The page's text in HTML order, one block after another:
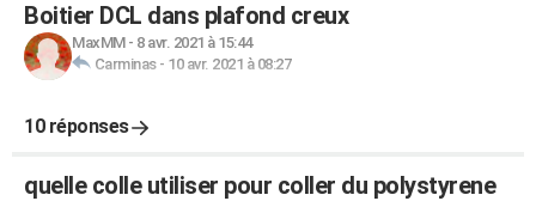
Boitier DCL dans plafond creux
MaxMM- 8 avr. 2021 à 15:44
Carminas- 10 avr. 2021 à 08:27
10 réponses
quelle colle utiliser pour coller du polystyrene